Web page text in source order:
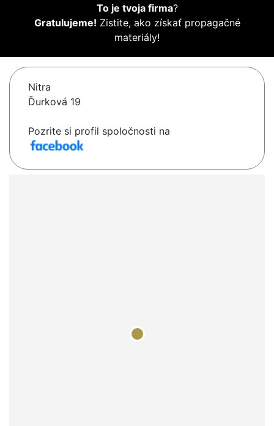
To je tvoja firma?
Gratulujeme! Zistite, ako získať propagačné
materiály!
Nitra
Ďurková 19
Pozrite si profil spoločnosti na